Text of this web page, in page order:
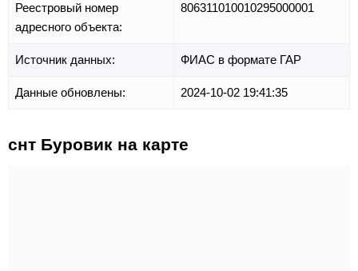
Реестровый номер
адресного объекта:
806311010010295000001
Источник данных: ФИАС в формате ГАР
Данные обновлены: 2024-10-02 19:41:35
снт Буровик на карте